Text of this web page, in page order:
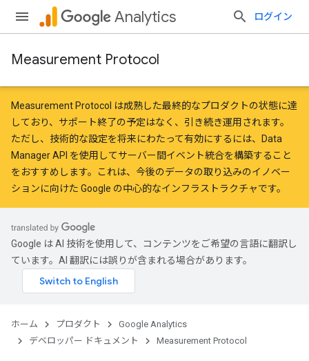
Analytics ログイン
Measurement Protocol
Measurement Protocol は成熟した最終的なプロダクトの状態に達
しており、サポート終了の予定はなく、引き続き運用されます。
ただし、技術的な設定を将来にわたって有効にするには、
Data
Manager API を使用してサーバー間イベント統合を構築すること
をおすすめします。これは、今後のデータの取り込みのイノベー
ションに向けた Google の中心的なインフラストラクチャです。
Google は AI 技術を使用して、コンテンツをご希望の言語に翻訳し
ています。AI 翻訳には誤りが含まれる場合があります。
ホーム プロダクト
Google Analytics
デベロッパー ドキュメント
Measurement Protocol